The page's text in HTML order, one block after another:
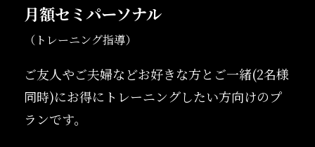
月額セミパーソナル
（トレーニング指導）
ご友人やご夫婦などお好きな方とご一緒(2名様
同時)にお得にトレーニングしたい方向けのプ
ランです。